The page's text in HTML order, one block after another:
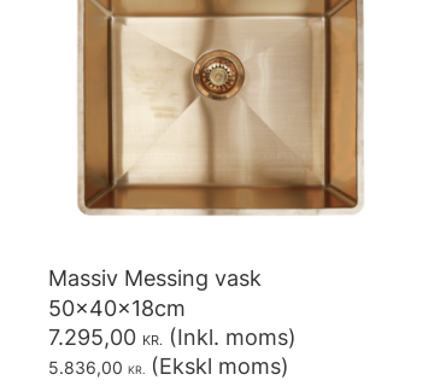
Massiv Messing vask
50x40x18cm
7.295,00 KR. (Inkl. moms)
5.836,00 KR. (Ekskl moms)